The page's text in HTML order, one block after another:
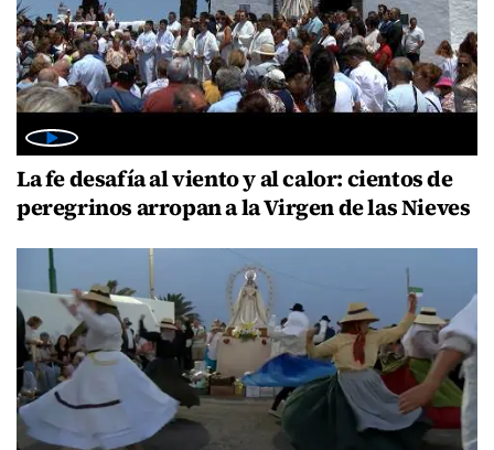
La fe desafía al viento y al calor: cientos de
peregrinos arropan a la Virgen de las Nieves